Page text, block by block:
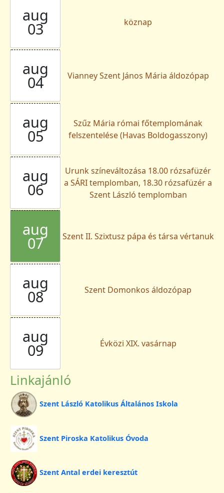
aug
03 köznap
aug
04 Vianney Szent János Mária áldozópap
aug
05
Szűz Mária római főtemplomának
felszentelése (Havas Boldogasszony)
aug
06
Urunk színeváltozása 18.00 rózsafüzér
a SÁRI templomban, 18.30 rózsafüzér a
Szent László templomban
aug
07 Szent II. Szixtusz pápa és társa vértanuk
aug
08 Szent Domonkos áldozópap
aug
09 Évközi XIX. vasárnap
Linkajánló
Szent László Katolikus Általános Iskola
Szent Piroska Katolikus Óvoda
Szent Antal erdei keresztút